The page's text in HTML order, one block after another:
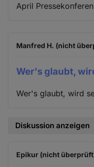
April
Manfred H. (nicht
Wer's glaubt,
Wer's glaubt, wird
Diskussion anzeigen
Epikur (nicht